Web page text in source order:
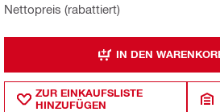
Nettopreis (rabattiert)
IN DEN
ZUR EINKAUFSLISTE
HINZUFÜGEN